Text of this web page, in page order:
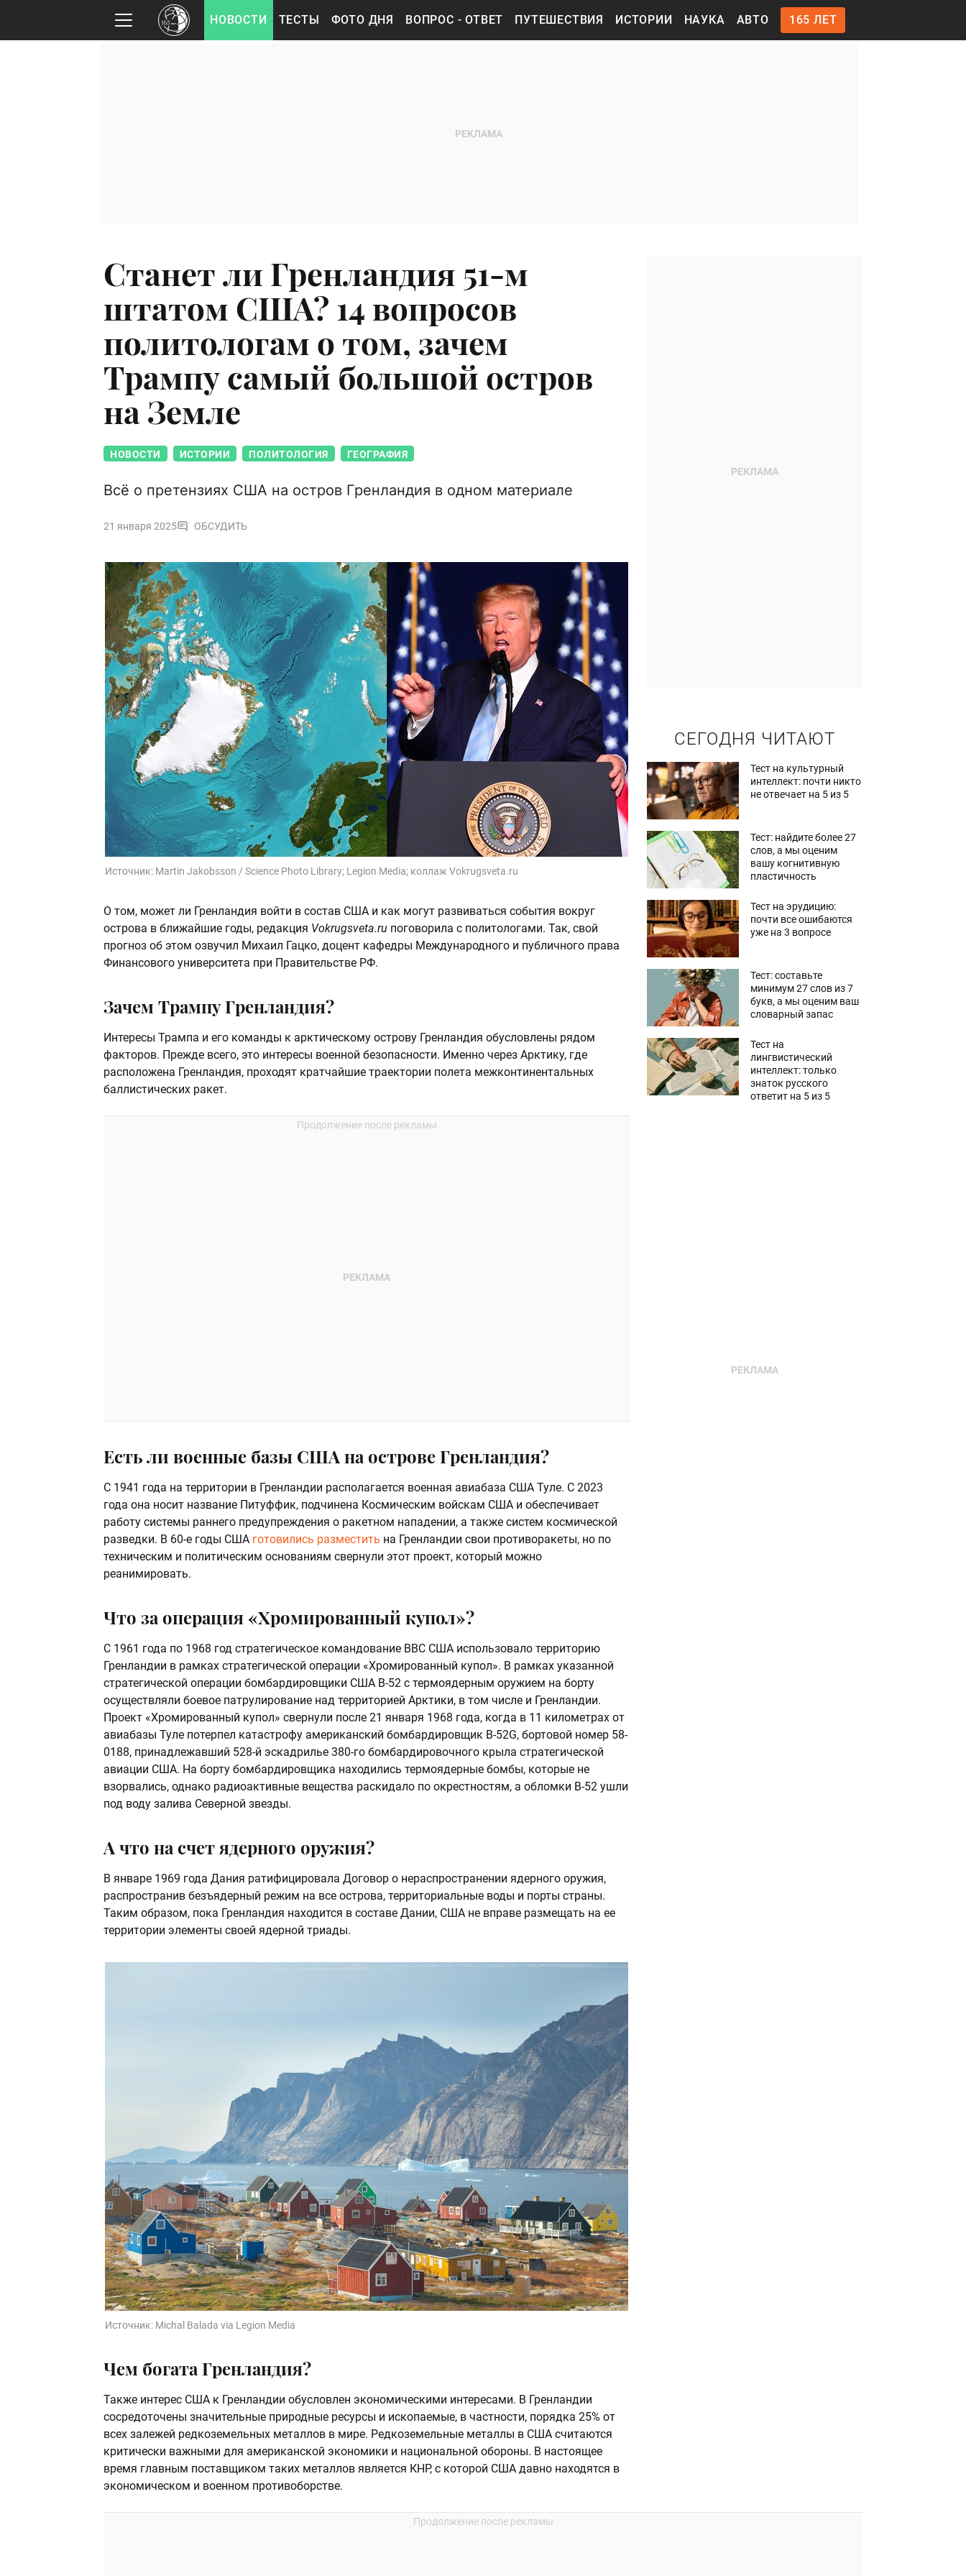
НОВОСТИ ТЕСТЫ ФОТО ДНЯ ВОПРОС - ОТВЕТ ПУТЕШЕСТВИЯ ИСТОРИИ НАУКА АВТО 165 ЛЕТ
Станет ли Гренландия 51-м
штатом США? 14 вопросов
политологам о том, зачем
Трампу самый большой остров
на Земле
НОВОСТИ ИСТОРИИ ПОЛИТОЛОГИЯ ГЕОГРАФИЯ
Всё о претензиях США на остров Гренландия в одном материале
21 января 2025 ОБСУДИТЬ
Источник: Martin Jakobsson / Science Photo Library; Legion Media; коллаж Vokrugsveta.ru
О том, может ли Гренландия войти в состав США и как могут развиваться события вокруг
острова в ближайшие годы, редакция Vokrugsveta.ru поговорила с политологами. Так, свой
прогноз об этом озвучил Михаил Гацко, доцент кафедры Международного и публичного права
Финансового университета при Правительстве РФ.
Зачем Трампу Гренландия?
Интересы Трампа и его команды к арктическому острову Гренландия обусловлены рядом
факторов. Прежде всего, это интересы военной безопасности. Именно через Арктику, где
расположена Гренландия, проходят кратчайшие траектории полета межконтинентальных
баллистических ракет.
Есть ли военные базы США на острове Гренландия?
С 1941 года на территории в Гренландии располагается военная авиабаза США Туле. С 2023
года она носит название Питуффик, подчинена Космическим войскам США и обеспечивает
работу системы раннего предупреждения о ракетном нападении, а также систем космической
разведки. В 60-е годы США готовились разместить на Гренландии свои противоракеты, но по
техническим и политическим основаниям свернули этот проект, который можно
реанимировать.
Что за операция «Хромированный купол»?
С 1961 года по 1968 год стратегическое командование ВВС США использовало территорию
Гренландии в рамках стратегической операции «Хромированный купол». В рамках указанной
стратегической операции бомбардировщики США B-52 с термоядерным оружием на борту
осуществляли боевое патрулирование над территорией Арктики, в том числе и Гренландии.
Проект «Хромированный купол» свернули после 21 января 1968 года, когда в 11 километрах от
авиабазы Туле потерпел катастрофу американский бомбардировщик B-52G, бортовой номер 58-
0188, принадлежавший 528-й эскадрилье 380-го бомбардировочного крыла стратегической
авиации США. На борту бомбардировщика находились термоядерные бомбы, которые не
взорвались, однако радиоактивные вещества раскидало по окрестностям, а обломки B-52 ушли
под воду залива Северной звезды.
А что на счет ядерного оружия?
В январе 1969 года Дания ратифицировала Договор о нераспространении ядерного оружия,
распространив безъядерный режим на все острова, территориальные воды и порты страны.
Таким образом, пока Гренландия находится в составе Дании, США не вправе размещать на ее
территории элементы своей ядерной триады.
Источник: Michal Balada via Legion Media
Чем богата Гренландия?
Также интерес США к Гренландии обусловлен экономическими интересами. В Гренландии
сосредоточены значительные природные ресурсы и ископаемые, в частности, порядка 25% от
всех залежей редкоземельных металлов в мире. Редкоземельные металлы в США считаются
критически важными для американской экономики и национальной обороны. В настоящее
время главным поставщиком таких металлов является КНР, с которой США давно находятся в
экономическом и военном противоборстве.
СЕГОДНЯ ЧИТАЮТ
Тест на культурный
интеллект: почти никто
не отвечает на 5 из 5
Тест: найдите более 27
слов, а мы оценим
вашу когнитивную
пластичность
Тест на эрудицию:
почти все ошибаются
уже на 3 вопросе
Тест: составьте
минимум 27 слов из 7
букв, а мы оценим ваш
словарный запас
Тест на
лингвистический
интеллект: только
знаток русского
ответит на 5 из 5